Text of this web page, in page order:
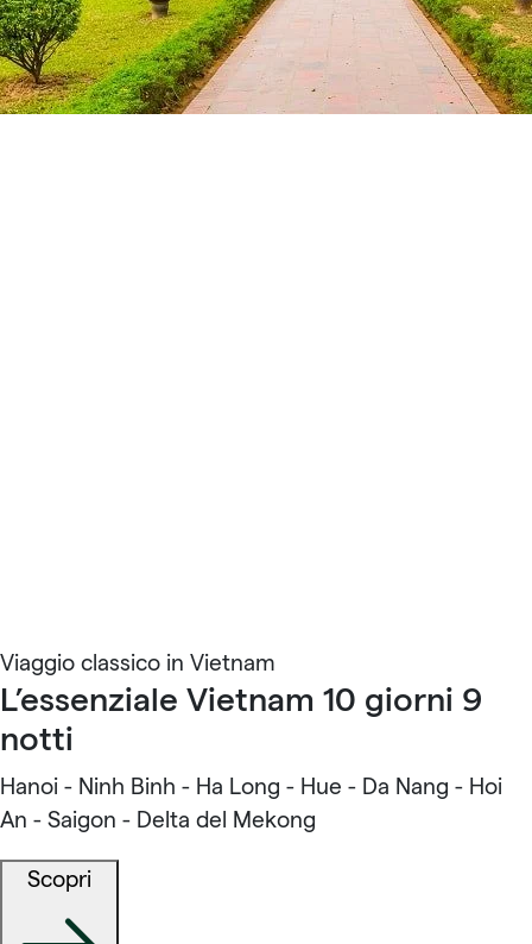
Viaggio classico in Vietnam
L’essenziale Vietnam 10 giorni 9
notti
Hanoi - Ninh Binh - Ha Long - Hue - Da Nang - Hoi
An - Saigon - Delta del Mekong
Scopri